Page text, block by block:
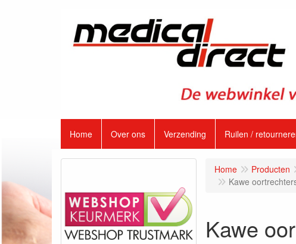
Home Over ons Verzending Ruilen /
Home Producten
Kawe
Kawe